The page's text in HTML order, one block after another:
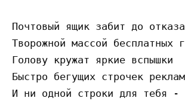
Почтовый ящик забит до отказа
Творожной массой бесплатных
Голову кружат яркие вспышки
Быстро бегущих строчек
И ни одной строки для тебя -